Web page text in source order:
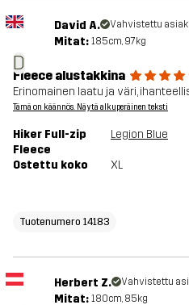
D
David A. Vahvistettu
Mitat: 185cm, 97kg
Fleece alustakkina
Erinomainen laatu ja väri,
Tämä on käännös. Näytä alkuperäinen teksti
Hiker Full-zip
Fleece
Legion Blue
Ostettu koko XL
Tuotenumero 14183
Herbert Z. Vahvistettu
Mitat: 180cm, 85kg